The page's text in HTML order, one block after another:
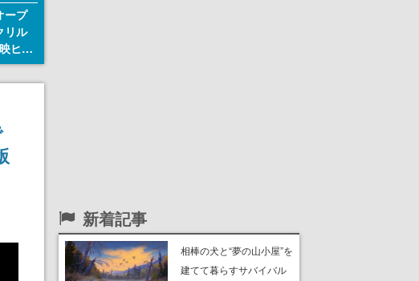
ープ
リル
ヒス
クシ
り発
新着記事
相棒の犬と“夢の山小屋”を
建てて暮らすサバイバル